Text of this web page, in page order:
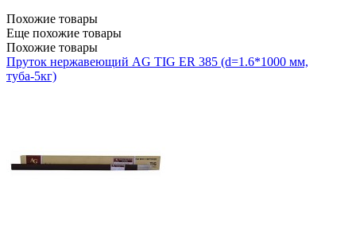
Похожие товары
Еще похожие товары
Похожие товары
Пруток нержавеющий AG TIG ER 385 (d=1.6*1000 мм,
туба-5кг)